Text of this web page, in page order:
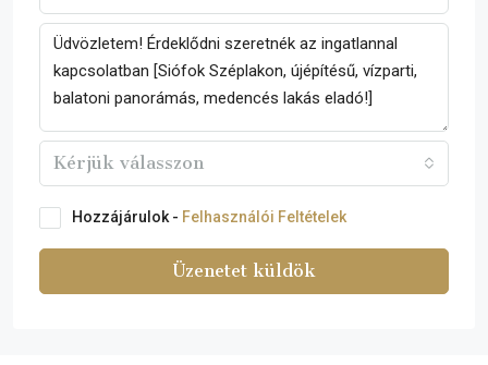
Kérjük válasszon
Hozzájárulok - Felhasználói Feltételek
Üzenetet küldök